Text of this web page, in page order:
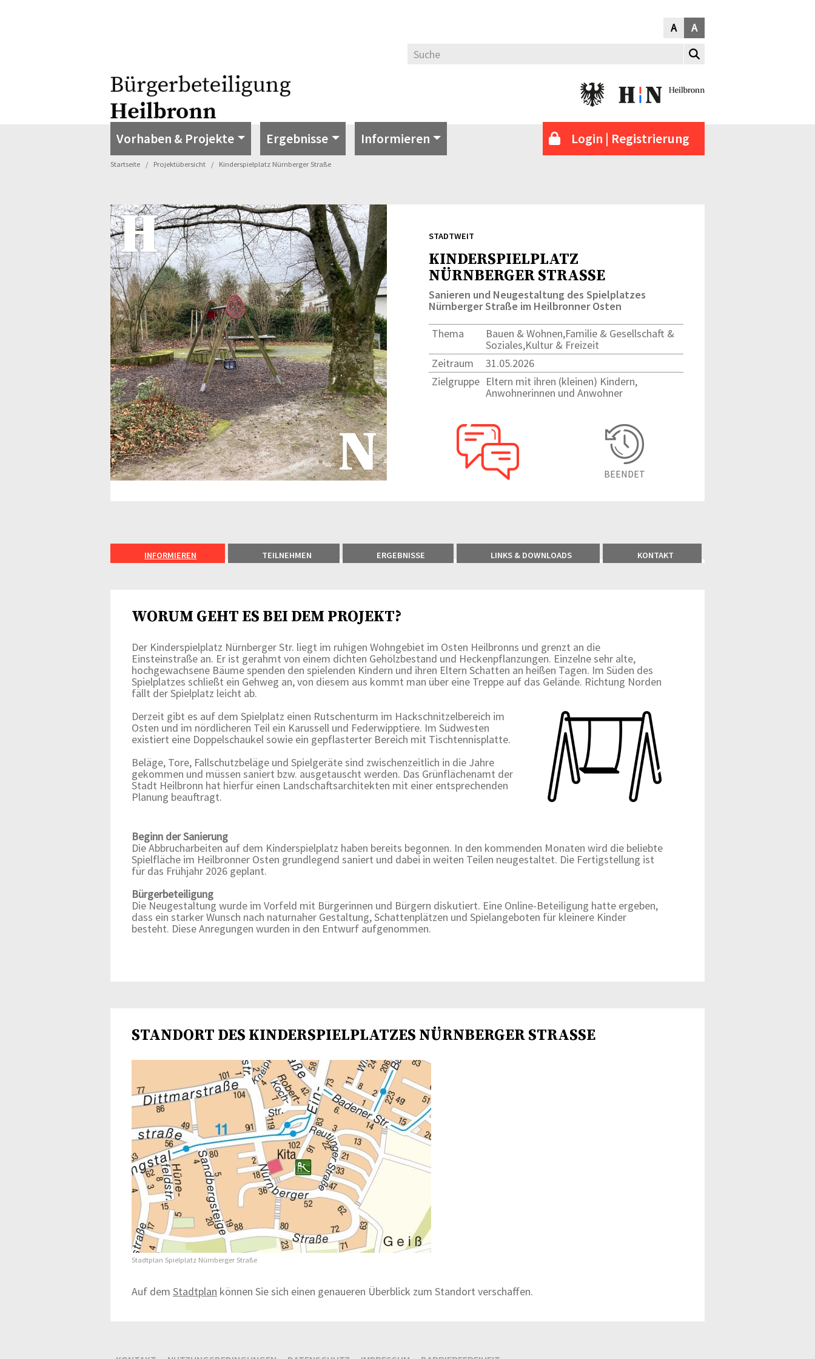
A A
Vorhaben & Projekte Ergebnisse Informieren Login | Registrierung
Startseite Projektübersicht Kinderspielplatz Nürnberger Straße
STADTWEIT
KINDERSPIELPLATZ
NÜRNBERGER STRASSE
Sanieren und Neugestaltung des Spielplatzes
Nürnberger Straße im Heilbronner Osten
Thema
Bauen & Wohnen,Familie & Gesellschaft &
Soziales,Kultur & Freizeit
Zeitraum
31.05.2026
Zielgruppe Eltern mit ihren (kleinen) Kindern,
Anwohnerinnen und Anwohner
BEENDET
INFORMIEREN TEILNEHMEN ERGEBNISSE LINKS & DOWNLOADS KONTAKT
WORUM GEHT ES BEI DEM PROJEKT?
Der Kinderspielplatz Nürnberger Str. liegt im ruhigen Wohngebiet im Osten Heilbronns und grenzt an die
Einsteinstraße an. Er ist gerahmt von einem dichten Gehölzbestand und Heckenpflanzungen. Einzelne sehr alte,
hochgewachsene Bäume spenden den spielenden Kindern und ihren Eltern Schatten an heißen Tagen. Im Süden des
Spielplatzes schließt ein Gehweg an, von diesem aus kommt man über eine Treppe auf das Gelände. Richtung Norden
fällt der Spielplatz leicht ab.
Derzeit gibt es auf dem Spielplatz einen Rutschenturm im Hackschnitzelbereich im
Osten und im nördlicheren Teil ein Karussell und Federwipptiere. Im Südwesten
existiert eine Doppelschaukel sowie ein gepflasterter Bereich mit Tischtennisplatte.
Beläge, Tore, Fallschutzbeläge und Spielgeräte sind zwischenzeitlich in die Jahre
gekommen und müssen saniert bzw. ausgetauscht werden. Das Grünflächenamt der
Stadt Heilbronn hat hierfür einen Landschaftsarchitekten mit einer entsprechenden
Planung beauftragt.
Beginn der Sanierung
Die Abbrucharbeiten auf dem Kinderspielplatz haben bereits begonnen. In den kommenden Monaten wird die beliebte
Spielfläche im Heilbronner Osten grundlegend saniert und dabei in weiten Teilen neugestaltet. Die Fertigstellung ist
für das Frühjahr 2026 geplant.
Bürgerbeteiligung
Die Neugestaltung wurde im Vorfeld mit Bürgerinnen und Bürgern diskutiert. Eine Online-Beteiligung hatte ergeben,
dass ein starker Wunsch nach naturnaher Gestaltung, Schattenplätzen und Spielangeboten für kleinere Kinder
besteht. Diese Anregungen wurden in den Entwurf aufgenommen.
STANDORT DES KINDERSPIELPLATZES NÜRNBERGER STRASSE
Stadtplan Spielplatz Nürnberger Straße
Auf dem Stadtplan können Sie sich einen genaueren Überblick zum Standort verschaffen.